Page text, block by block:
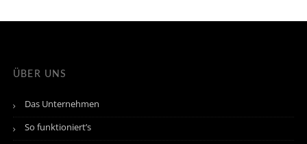
ÜBER UNS
Das Unternehmen
So funktioniert’s